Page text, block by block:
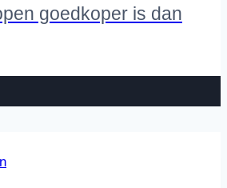
goedkoper is dan